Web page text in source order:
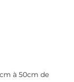
à 50cm de